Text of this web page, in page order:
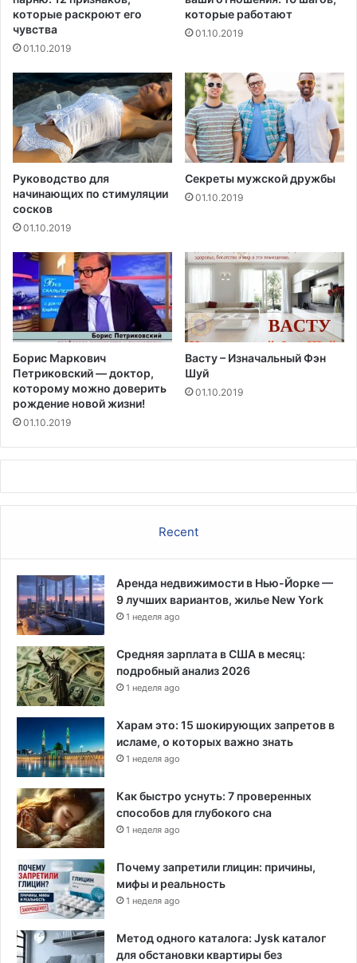
т
у
н
о
й
м
е
и
ц
и
н
о
4
0
р
о
с
с
и
я
н
которые раскроют его
чувства
01.10.2019
которые работают
01.10.2019
Руководство для
начинающих по стимуляции
сосков
01.10.2019
Секреты мужской дружбы
01.10.2019
Борис Маркович
Петриковский — доктор,
которому можно доверить
рождение новой жизни!
01.10.2019
Васту – Изначальный Фэн
Шуй
01.10.2019
Recent
Аренда недвижимости в Нью-Йорке —
9 лучших вариантов, жилье New York
1 неделя ago
Средняя зарплата в США в месяц:
подробный анализ 2026
1 неделя ago
Харам это: 15 шокирующих запретов в
исламе, о которых важно знать
1 неделя ago
Как быстро уснуть: 7 проверенных
способов для глубокого сна
1 неделя ago
Почему запретили глицин: причины,
мифы и реальность
1 неделя ago
Метод одного каталога: Jysk каталог
для обстановки квартиры без